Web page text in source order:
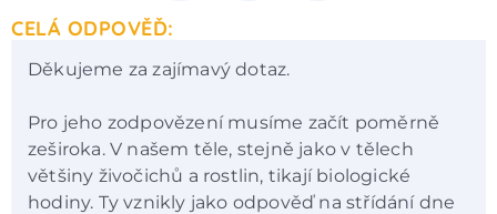
CELÁ ODPOVĚĎ:
Děkujeme za zajímavý dotaz.
Pro jeho zodpovězení musíme začít poměrně
zeširoka. V našem těle, stejně jako v tělech
většiny živočichů a rostlin, tikají biologické
hodiny. Ty vznikly jako odpověď na střídání dne